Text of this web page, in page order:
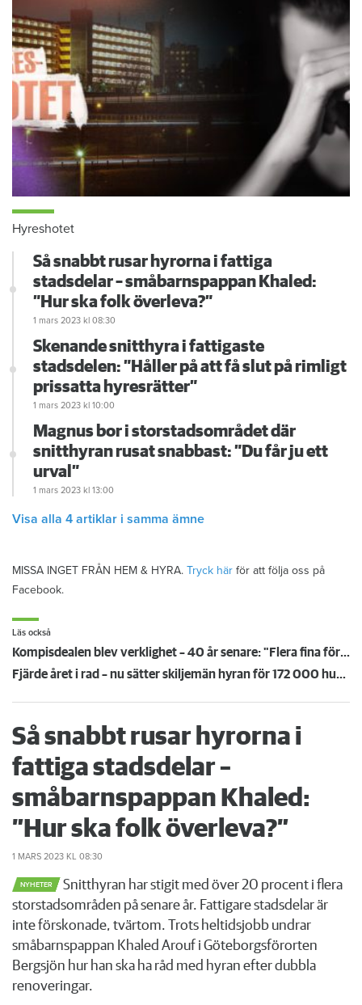
Hyreshotet
Så snabbt rusar hyrorna i fattiga
stadsdelar – småbarnspappan Khaled:
”Hur ska folk överleva?”
1 mars 2023 kl 08:30
Skenande snitthyra i fattigaste
stadsdelen: ”Håller på att få slut på rimligt
prissatta hyresrätter”
1 mars 2023 kl 10:00
Magnus bor i storstadsområdet där
snitthyran rusat snabbast: ”Du får ju ett
urval”
1 mars 2023 kl 13:00
Visa alla 4 artiklar i samma ämne
MISSA INGET FRÅN HEM & HYRA. Tryck här för att följa oss på
Facebook.
Läs också
Kompisdealen blev verklighet – 40 år senare: "Flera fina fördelar med att dela bostad"
Fjärde året i rad – nu sätter skiljemän hyran för 172 000 hushåll
Så snabbt rusar hyrorna i
fattiga stadsdelar –
småbarnspappan Khaled:
”Hur ska folk överleva?”
1 MARS 2023 KL 08:30
NYHETER
Snitthyran har stigit med över 20 procent i flera
storstadsområden på senare år. Fattigare stadsdelar är
inte förskonade, tvärtom. Trots heltidsjobb undrar
småbarnspappan Khaled Arouf i Göteborgsförorten
Bergsjön hur han ska ha råd med hyran efter dubbla
renoveringar.